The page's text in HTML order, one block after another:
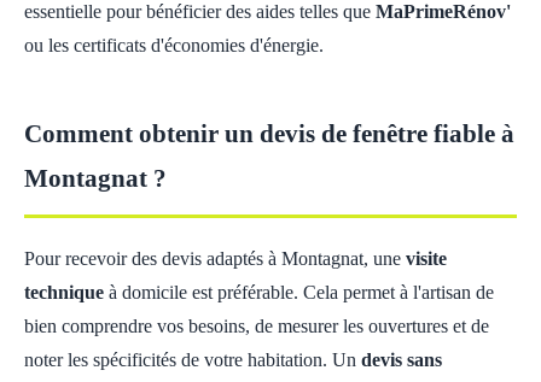
essentielle pour bénéficier des aides telles que MaPrimeRénov'
ou les certificats d'économies d'énergie.
Comment obtenir un devis de fenêtre fiable à
Montagnat ?
Pour recevoir des devis adaptés à Montagnat, une visite
technique à domicile est préférable. Cela permet à l'artisan de
bien comprendre vos besoins, de mesurer les ouvertures et de
noter les spécificités de votre habitation. Un devis sans